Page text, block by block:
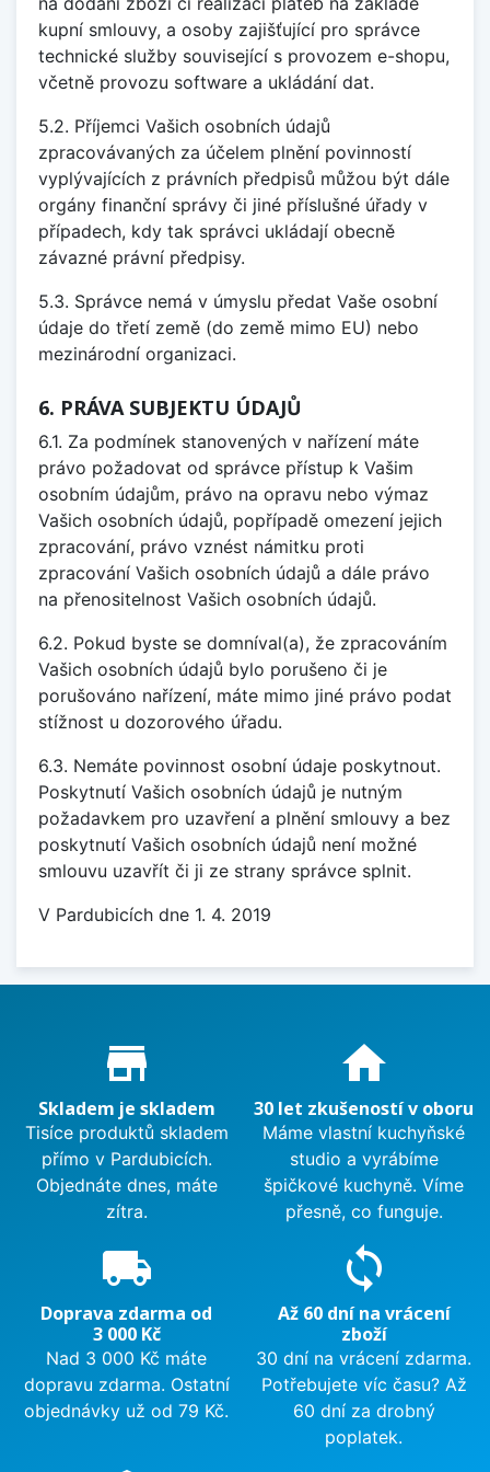
kupní smlouvy, a osoby zajišťující pro správce
technické služby související s provozem e-shopu,
včetně provozu software a ukládání dat.
5.2. Příjemci Vašich osobních údajů
zpracovávaných za účelem plnění povinností
vyplývajících z právních předpisů můžou být dále
orgány finanční správy či jiné příslušné úřady v
případech, kdy tak správci ukládají obecně
závazné právní předpisy.
5.3. Správce nemá v úmyslu předat Vaše osobní
údaje do třetí země (do země mimo EU) nebo
mezinárodní organizaci.
6. PRÁVA SUBJEKTU ÚDAJŮ
6.1. Za podmínek stanovených v nařízení máte
právo požadovat od správce přístup k Vašim
osobním údajům, právo na opravu nebo výmaz
Vašich osobních údajů, popřípadě omezení jejich
zpracování, právo vznést námitku proti
zpracování Vašich osobních údajů a dále právo
na přenositelnost Vašich osobních údajů.
6.2. Pokud byste se domníval(a), že zpracováním
Vašich osobních údajů bylo porušeno či je
porušováno nařízení, máte mimo jiné právo podat
stížnost u dozorového úřadu.
6.3. Nemáte povinnost osobní údaje poskytnout.
Poskytnutí Vašich osobních údajů je nutným
požadavkem pro uzavření a plnění smlouvy a bez
poskytnutí Vašich osobních údajů není možné
smlouvu uzavřít či ji ze strany správce splnit.
V Pardubicích dne 1. 4. 2019
Proč nakupovat u nás?
store_mall_directory
Skladem je skladem
Tisíce produktů skladem
přímo v Pardubicích.
Objednáte dnes, máte
zítra.
home
30 let zkušeností v oboru
Máme vlastní kuchyňské
studio a vyrábíme
špičkové kuchyně. Víme
přesně, co funguje.
local_shipping
Doprava zdarma od
3 000 Kč
Nad 3 000 Kč máte
dopravu zdarma. Ostatní
objednávky už od 79 Kč.
sync
Až 60 dní na vrácení
zboží
30 dní na vrácení zdarma.
Potřebujete víc času? Až
60 dní za drobný
poplatek.